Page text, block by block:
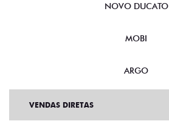
NOVO DUCATO
MOBI
ARGO
VENDAS DIRETAS